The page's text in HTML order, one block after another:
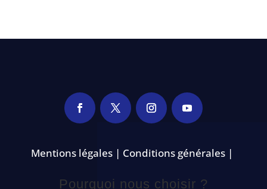
Mentions légales | Conditions générales |
Pourquoi nous choisir ?